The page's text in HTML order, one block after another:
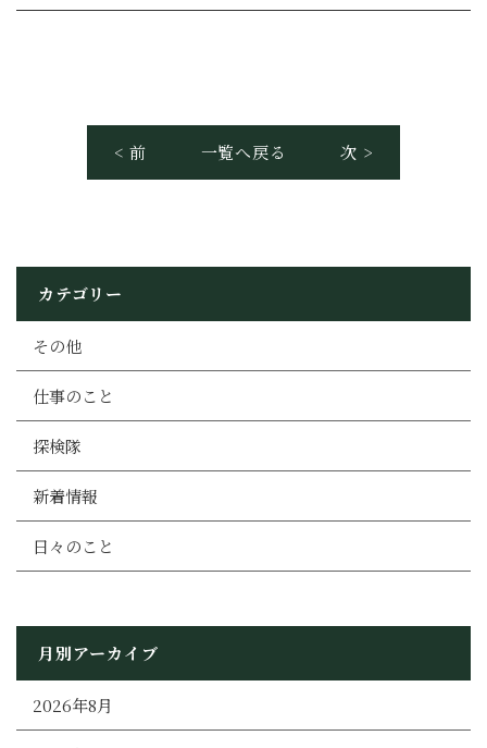
< 前 一覧へ戻る 次 >
カテゴリー
その他
仕事のこと
探検隊
新着情報
日々のこと
月別アーカイブ
2026年8月